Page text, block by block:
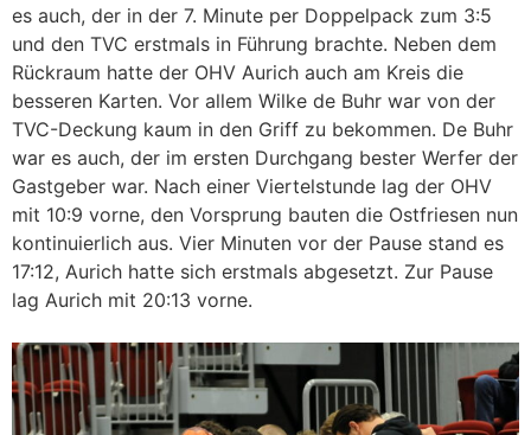
es auch, der in der 7. Minute per Doppelpack zum 3:5
und den TVC erstmals in Führung brachte. Neben dem
Rückraum hatte der OHV Aurich auch am Kreis die
besseren Karten. Vor allem Wilke de Buhr war von der
TVC-Deckung kaum in den Griff zu bekommen. De Buhr
war es auch, der im ersten Durchgang bester Werfer der
Gastgeber war. Nach einer Viertelstunde lag der OHV
mit 10:9 vorne, den Vorsprung bauten die Ostfriesen nun
kontinuierlich aus. Vier Minuten vor der Pause stand es
17:12, Aurich hatte sich erstmals abgesetzt. Zur Pause
lag Aurich mit 20:13 vorne.